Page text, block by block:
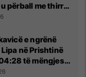
përball me thirrje
nga
e ngrënë
Lipa në Prishtinë
të mëngjesit
digjitale serbe